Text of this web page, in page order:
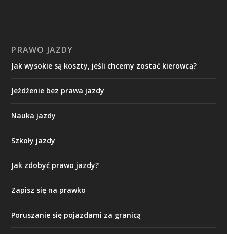
PRAWO JAZDY
Jak wysokie są koszty, jeśli chcemy zostać kierowcą?
Jeżdżenie bez prawa jazdy
Nauka jazdy
Szkoły jazdy
Jak zdobyć prawo jazdy?
Zapisz się na prawko
Poruszanie się pojazdami za granicą